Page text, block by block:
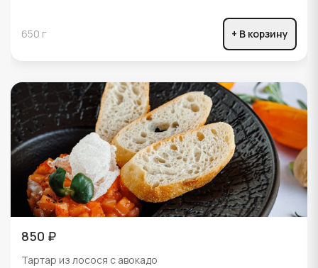
650 г + В корзину
850 ₽
Тартар из лосося с авокадо